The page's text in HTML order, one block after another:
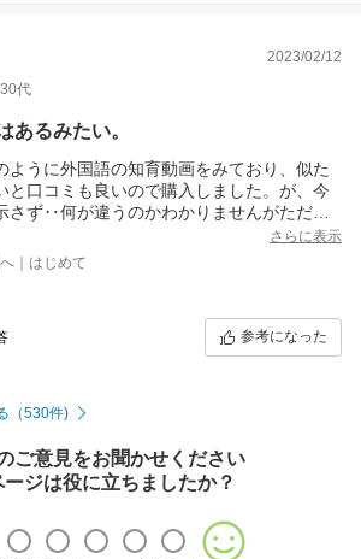
2023/02/12
30代
あるみたい。
ように外国語の知育動画をみており、似た
と口コミも良いので購入しました。が、今
さず‥何が違うのかわかりませんがただの
す。まぁそれでも暫くは流してみます。残
さらに表示
｜はじめて
参考になった
（530件)
ご意見をお聞かせください
ージは役に立ちましたか？